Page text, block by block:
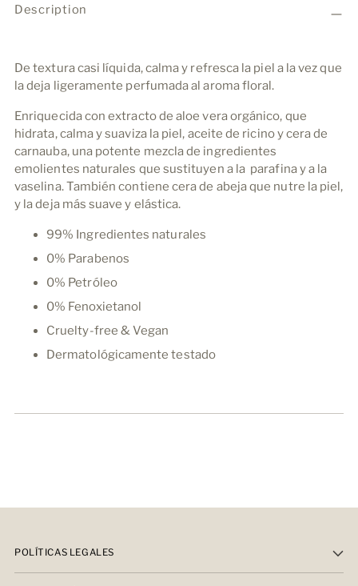
un
la
cesta
Description
De textura casi líquida, calma y refresca la piel a la vez que
la deja ligeramente perfumada al aroma floral.
Enriquecida con extracto de aloe vera orgánico, que
hidrata, calma y suaviza la piel, aceite de ricino y cera de
carnauba, una potente mezcla de ingredientes
emolientes naturales que sustituyen a la parafina y a la
vaselina. También contiene cera de abeja que nutre la piel,
y la deja más suave y elástica.
99% Ingredientes naturales
0% Parabenos
0% Petróleo
0% Fenoxietanol
Cruelty-free & Vegan
Dermatológicamente testado
POLÍTICAS LEGALES